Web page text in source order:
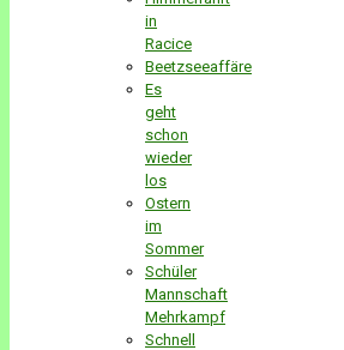
in
Racice
Beetzseeaffäre
Es
geht
schon
wieder
los
Ostern
im
Sommer
Schüler
Mannschaft
Mehrkampf
Schnell